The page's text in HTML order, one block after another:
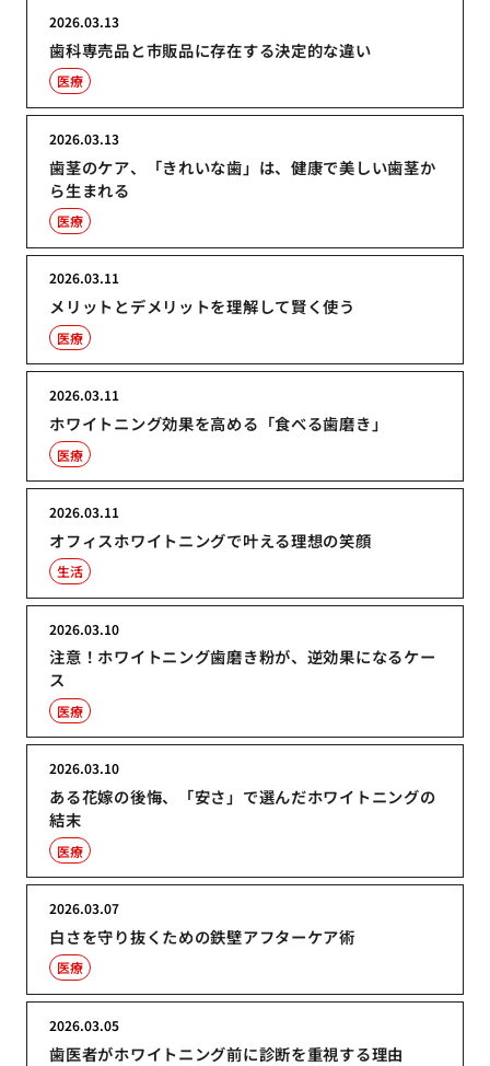
歯科専売品と市販品に存在する決定的な違い
2026.03.13
医療
歯茎のケア、「きれいな歯」は、健康で美しい歯茎か
ら生まれる
2026.03.13
医療
メリットとデメリットを理解して賢く使う
2026.03.11
医療
ホワイトニング効果を高める「食べる歯磨き」
2026.03.11
医療
オフィスホワイトニングで叶える理想の笑顔
2026.03.11
生活
注意！ホワイトニング歯磨き粉が、逆効果になるケー
ス
2026.03.10
医療
ある花嫁の後悔、「安さ」で選んだホワイトニングの
結末
2026.03.10
医療
白さを守り抜くための鉄壁アフターケア術
2026.03.07
医療
歯医者がホワイトニング前に診断を重視する理由
2026.03.05